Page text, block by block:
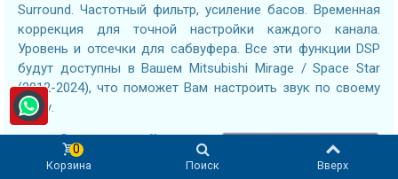
Surround. Частотный фильтр, усиление басов. Временная
коррекция для точной настройки каждого канала.
Уровень и отсечки для сабвуфера. Все эти функции DSP
будут доступны в Вашем Mitsubishi Mirage / Space Star
(2012-2024), что поможет Вам настроить звук по своему
вкусу.
Оптический и
коаксиальный
Корзина
0
Поиск Вверх